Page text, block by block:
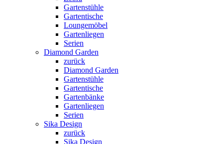
Gartenstühle
Gartentische
Loungemöbel
Gartenliegen
Serien
Diamond Garden
zurück
Diamond Garden
Gartenstühle
Gartentische
Gartenbänke
Gartenliegen
Serien
Sika Design
zurück
Sika Design